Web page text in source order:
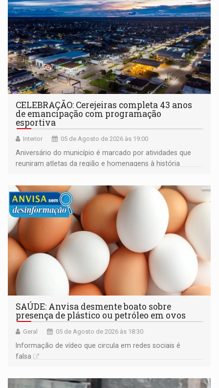
CELEBRAÇÃO: Cerejeiras completa 43 anos
de emancipação com programação
esportiva
Interior 05 de Agosto de 2026 às 19:00
Aniversário do município é marcado por atividades que
reuniram atletas da região e homenagens à história
SAÚDE: Anvisa desmente boato sobre
presença de plástico ou petróleo em ovos
Geral 05 de Agosto de 2026 às 18:30
Informação de vídeo que circula em redes sociais é
falsa